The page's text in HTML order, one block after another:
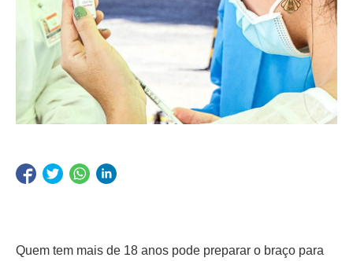
Quem tem mais de 18 anos pode preparar o braço para